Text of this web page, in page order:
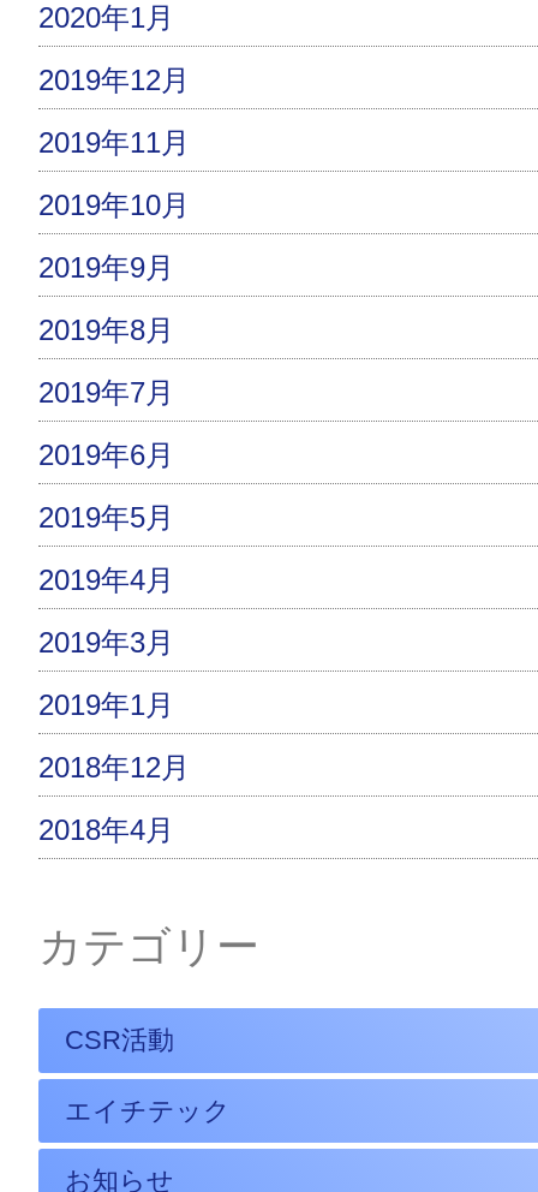
2020年1月
2019年12月
2019年11月
2019年10月
2019年9月
2019年8月
2019年7月
2019年6月
2019年5月
2019年4月
2019年3月
2019年1月
2018年12月
2018年4月
カテゴリー
CSR活動
エイチテック
お知らせ